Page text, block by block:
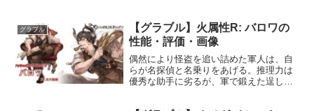
ン・ニハーヤ敵に火属性4.0倍ダメージ
〔減衰値1...
グラブル
【グラブル】火属性R: バロワの
性能・評価・画像
偶然により怪盗を追い詰めた軍人は、自
らが名探偵と名乗りをあげる。推理力は
優秀な助手に劣るが、軍で鍛えた逞しき